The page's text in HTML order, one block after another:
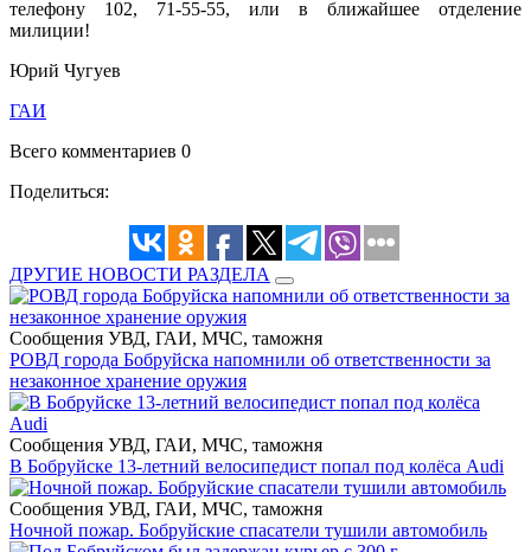
телефону 102, 71-55-55, или в ближайшее отделение
милиции!
Юрий Чугуев
ГАИ
Всего комментариев 0
Поделиться:
ДРУГИЕ НОВОСТИ РАЗДЕЛА
Сообщения УВД, ГАИ, МЧС, таможня
РОВД города Бобруйска напомнили об ответственности за
незаконное хранение оружия
Сообщения УВД, ГАИ, МЧС, таможня
В Бобруйске 13-летний велосипедист попал под колёса Audi
Сообщения УВД, ГАИ, МЧС, таможня
Ночной пожар. Бобруйские спасатели тушили автомобиль